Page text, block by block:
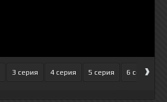
3 серия 4 серия 5 серия 6 серия
›